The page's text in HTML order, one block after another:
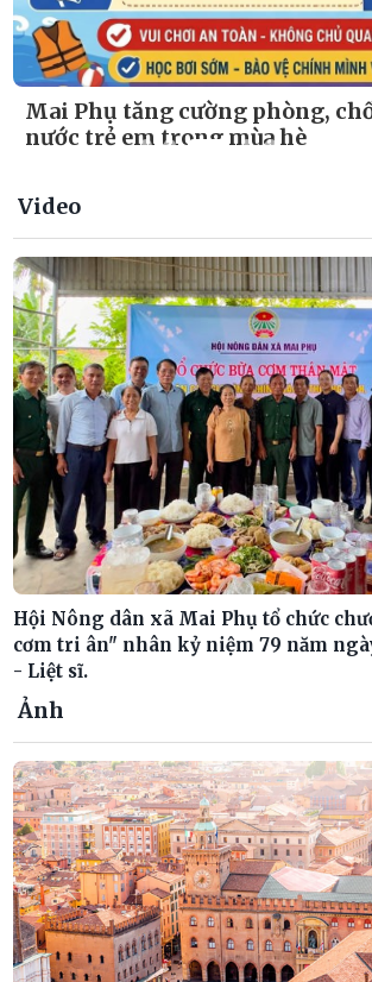
Mai Phụ tăng cường phòng,
nước trẻ em trong mùa hè
Video
Hội Nông dân xã Mai Phụ tổ chức
cơm tri ân" nhân kỷ niệm 79 năm
- Liệt sĩ.
Ảnh